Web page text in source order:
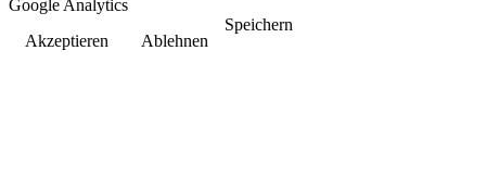
Google Analytics
Akzeptieren
Ablehnen
Speichern